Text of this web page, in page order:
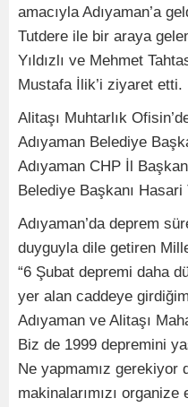
amacıyla Adıyaman’a
Tutdere ile bir araya
Yıldızlı ve Mehmet
Mustafa İlik’i ziyaret etti.
Alitaşı Muhtarlık
Adıyaman Belediye
Adıyaman CHP İl
Belediye Başkanı Hasari
Adıyaman’da deprem
duyguyla dile getiren
“6 Şubat depremi daha
yer alan caddeye
Adıyaman ve Alitaşı
Biz de 1999 depremini
Ne yapmamız gerekiyor
makinalarımızı